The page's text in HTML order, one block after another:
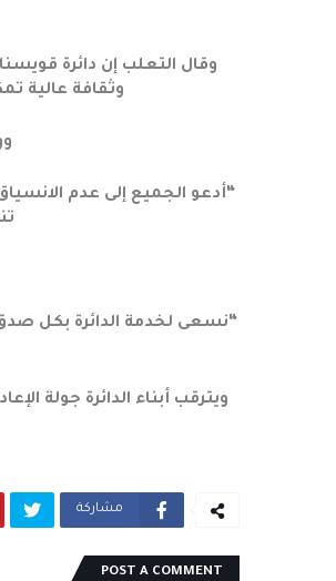
وقال التعلب إن دائرة
وثقافة عالية
“أدعو الجميع إلى عدم
“نسعى لخدمة الدائرة بكل
ويترقب أبناء الدائرة جولة
مشاركة
POST A COMMENT